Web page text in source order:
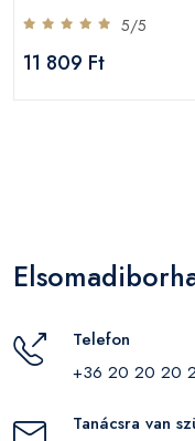
5/5
11 809 Ft
Telefon
+36 20 20 20
Tanácsra van